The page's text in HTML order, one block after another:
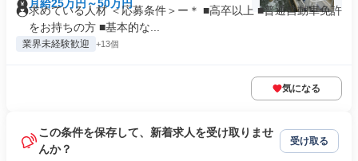
月給25万円～50万円
求めている人材 ＜応募条件＞ー＊ ■高卒以上 ■普通自動車免許
をお持ちの方 ■基本的な...
業界未経験歓迎 +13個
気になる
この条件を保存して、新着求人を受け取りませ
んか？
受け取る